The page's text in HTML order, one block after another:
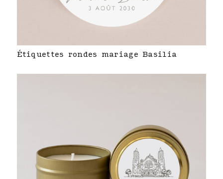
Étiquettes rondes mariage Basilia